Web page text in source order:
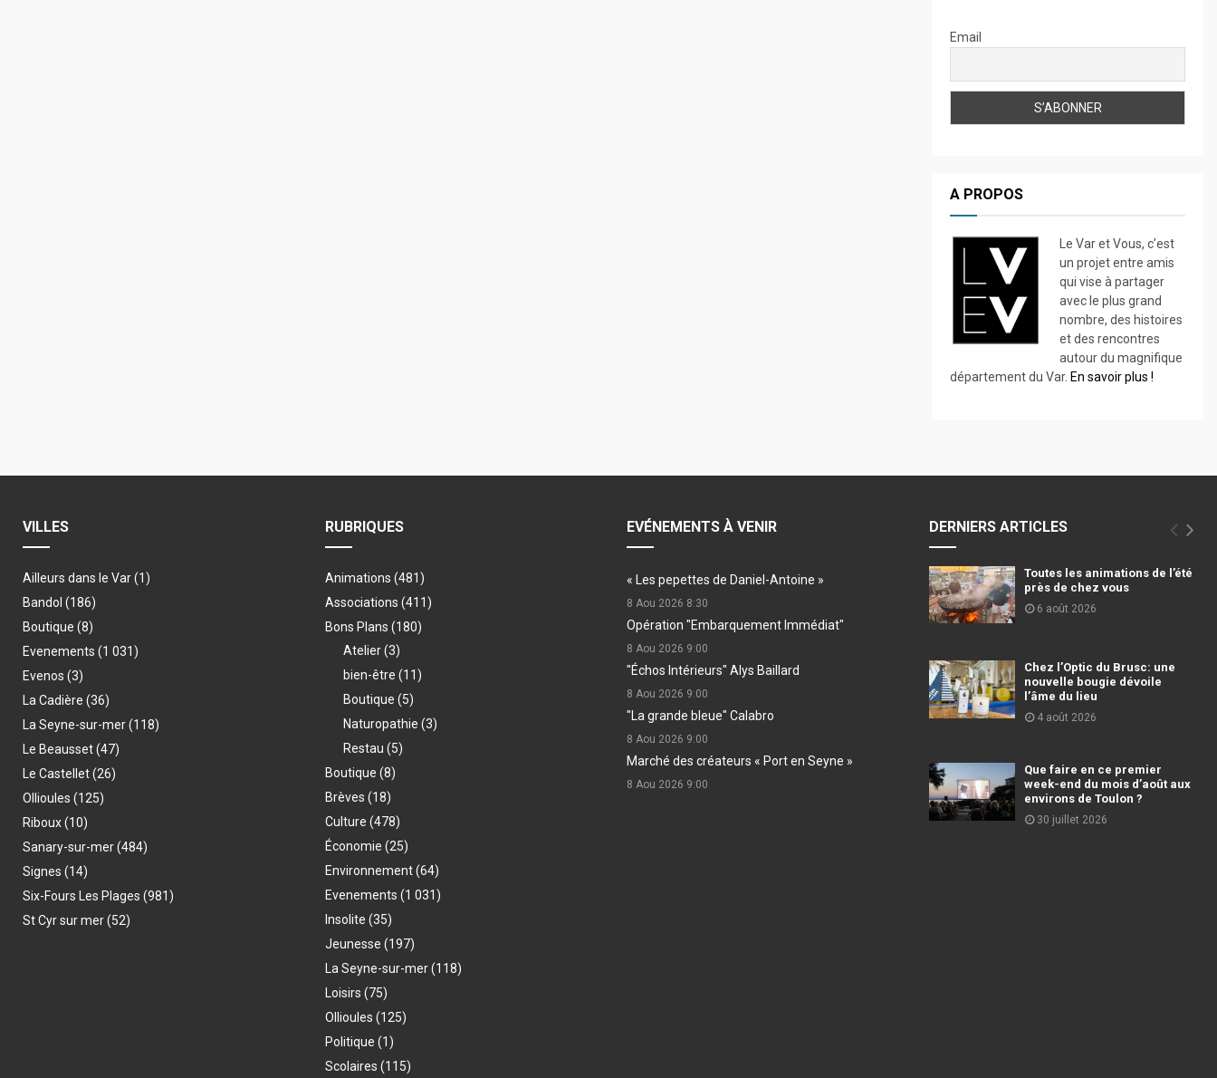
Email
A PROPOS
Le Var et Vous, c’est
un projet entre amis
qui vise à partager
avec le plus grand
nombre, des histoires
et des rencontres
autour du magnifique
département du Var. En savoir plus !
VILLES
Ailleurs dans le Var(1)
Bandol (186)
Boutique (8)
Evenements (1 031)
Evenos (3)
La Cadière (36)
La Seyne-sur-mer(118)
Le Beausset(47)
Le Castellet(26)
Ollioules (125)
Riboux(10)
Sanary-sur-mer(484)
Signes (14)
Six-Fours Les Plages (981)
St Cyr sur mer(52)
RUBRIQUES
Animations (481)
Associations (411)
Bons Plans (180)
Atelier(3)
bien-être (11)
Boutique (5)
Naturopathie (3)
Restau (5)
Boutique (8)
Brèves (18)
Culture (478)
Économie (25)
Environnement(64)
Evenements (1 031)
Insolite (35)
Jeunesse (197)
La Seyne-sur-mer(118)
Loisirs (75)
Ollioules (125)
Politique (1)
Scolaires (115)
EVÉNEMENTS À VENIR
« Les pepettes de Daniel-Antoine »
8 Aou 2026 8:30
Opération "Embarquement Immédiat"
8 Aou 2026 9:00
"Échos Intérieurs" Alys Baillard
8 Aou 2026 9:00
"La grande bleue" Calabro
8 Aou 2026 9:00
Marché des créateurs « Port en Seyne »
8 Aou 2026 9:00
DERNIERS ARTICLES
Toutes les animations de l’été
près de chez vous
6 août 2026
Chez l’Optic du Brusc: une
nouvelle bougie dévoile
l’âme du lieu
4 août 2026
Que faire en ce premier
week-end du mois d’août aux
environs de Toulon ?
30 juillet 2026